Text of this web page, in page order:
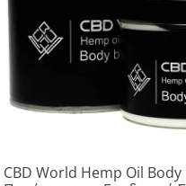
CBD World Hemp Oil